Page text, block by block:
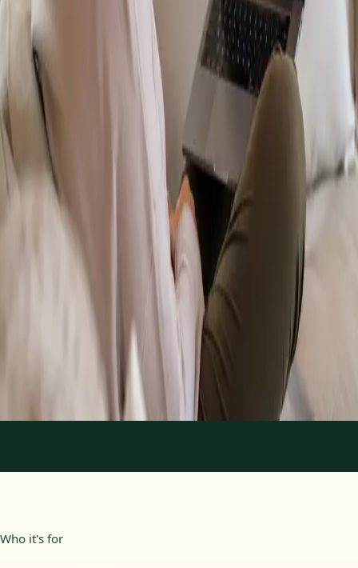
From
Duration
15 min
Más información Dermatología Especialista
Reservar cita
Specialist
Psicología Clínica
Psicología Clínica Reservar cita
Who it's for